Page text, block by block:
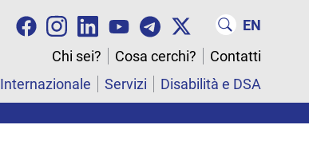
EN
Chi sei?
Cosa cerchi?
Contatti
Internazionale Servizi Disabilità e DSA